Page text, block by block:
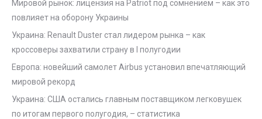
Мировой рынок: лицензия на Patriot под сомнением – как это
повлияет на оборону Украины
Украина: Renault Duster стал лидером рынка – как
кроссоверы захватили страну в I полугодии
Европа: новейший самолет Airbus установил впечатляющий
мировой рекорд
Украина: США остались главным поставщиком легковушек
по итогам первого полугодия, – статистика